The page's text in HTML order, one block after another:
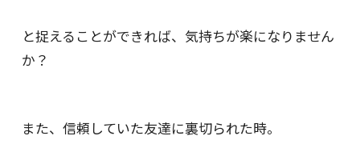
と捉えることができれば、気持ちが楽になりません
か？
また、信頼していた友達に裏切られた時。